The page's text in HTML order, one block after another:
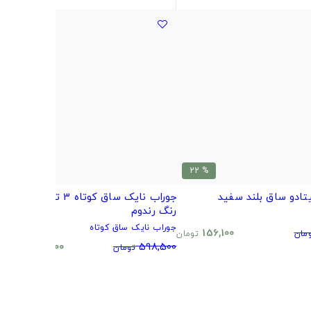
% 22
ساق بلند سفید
156,100 تومان
جوراب نایک ساق کوتاه 3 تایی طرح و
رنگ رندوم
جوراب نایک ساق کوتاه
598,500 تومان 480,500